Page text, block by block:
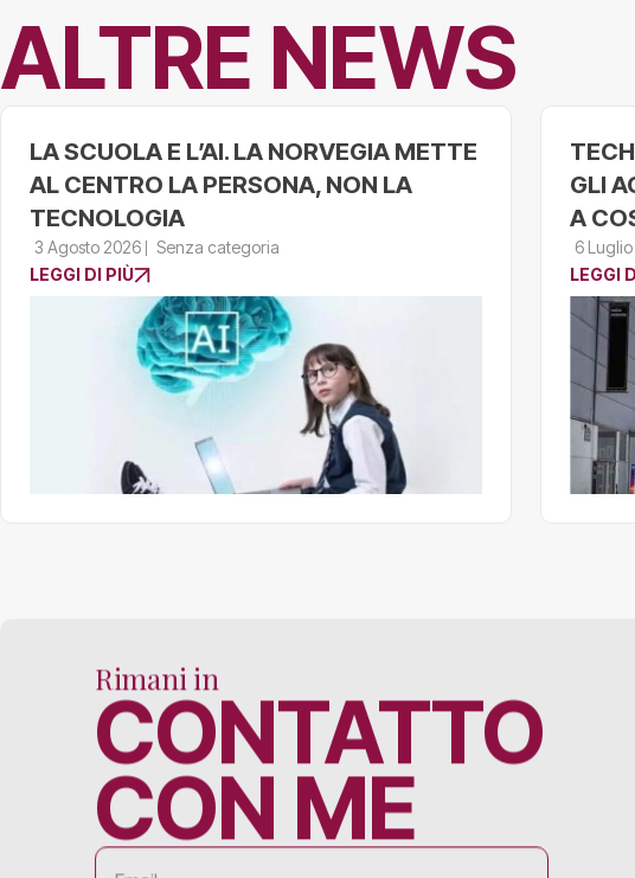
ALTRE NEWS
LA SCUOLA E L’AI. LA NORVEGIA METTE
AL CENTRO LA PERSONA, NON LA
TECNOLOGIA
3 Agosto 2026
Senza categoria
LEGGI DI PIÙ
GLI
A
6
LEGGI
Rimani in
CONTATTO
CON ME